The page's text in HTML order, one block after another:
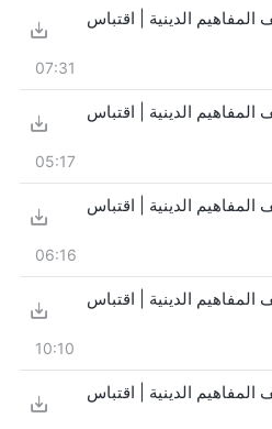
الدينية | اقتباس
07:31
الدينية | اقتباس
05:17
الدينية | اقتباس
06:16
الدينية | اقتباس
10:10
الدينية | اقتباس